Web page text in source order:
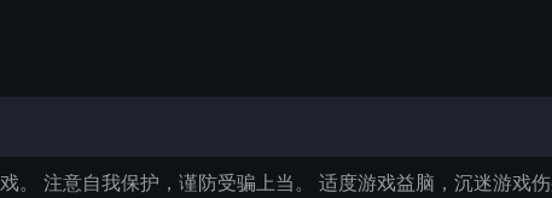
。 注意自我保护，谨防受骗上当。 适度游戏益脑，沉迷游戏